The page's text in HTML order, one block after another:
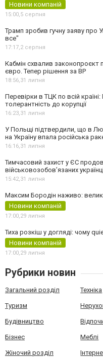
Новини компаній
15:00,5 серпня
Трамп зробив гучну заяву про
все"
17:17,2 серпня
Кабмін схвалив законопроєкт
євро. Тепер рішення за ВР
18:56,31 липня
Перевірки в ТЦК по всій
толерантність до корупції
16:23,31 липня
У Польщі підтвердили, що в
на Україну впала російська
16:16,31 липня
Тимчасовий захист у ЄС
військовозобов’язаних
15:42,31 липня
Максим Бородін наживо:
Новини компаній
17:00,29 липня
Тиха розкіш у догляді: чому
Новини компаній
17:00,29 липня
Рубрики новин
Загальний розділ Техніка
Туризм
Будівництво
Бізнес Меблі
Жіночий розділ